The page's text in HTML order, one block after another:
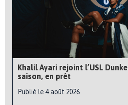
Khalil Ayari rejoint l’USL
saison, en prêt
Publié le 4 août 2026